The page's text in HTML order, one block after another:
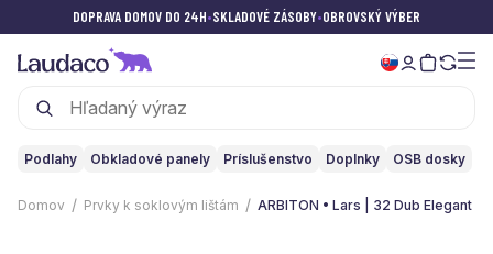
DOPRAVA DOMOV DO 24H•SKLADOVÉ ZÁSOBY•OBROVSKÝ VÝBER
Podlahy Obkladové panely Príslušenstvo Doplnky OSB dosky
Domov Prvky k soklovým lištám ARBITON • Lars | 32 Dub Elegant